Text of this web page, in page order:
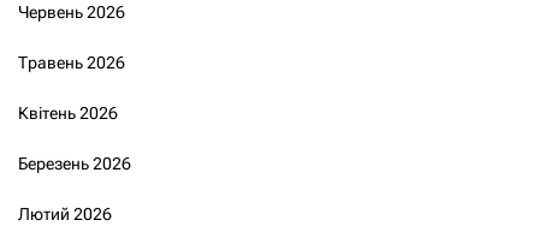
Червень 2026
Травень 2026
Квітень 2026
Березень 2026
Лютий 2026